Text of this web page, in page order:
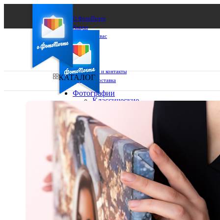
О ФотоПочте
Акции
Сделаем за вас
Бизнесу
FAQ
Франшиза
Поддержка и контакты
Оплата и доставка
Ваш город:
Ваш регион доставки
Выберите из списка:
КАТАЛОГ
Фотографии
Классические
13х18
15х15
15х20
20х20
20х30
30х30
30х40
А4
Фото
в